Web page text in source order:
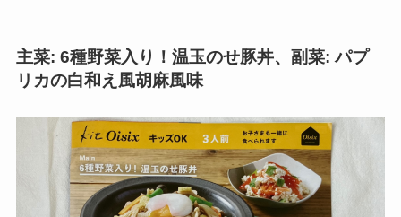
主菜: 6種野菜入り！温玉のせ豚丼、 副菜: パプ
リカの白和え風胡麻風味